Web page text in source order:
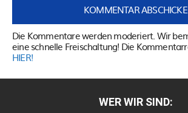
Die Kommentare werden moderiert. Wir
eine schnelle Freischaltung! Die
HIER!
WER WIR SIND: